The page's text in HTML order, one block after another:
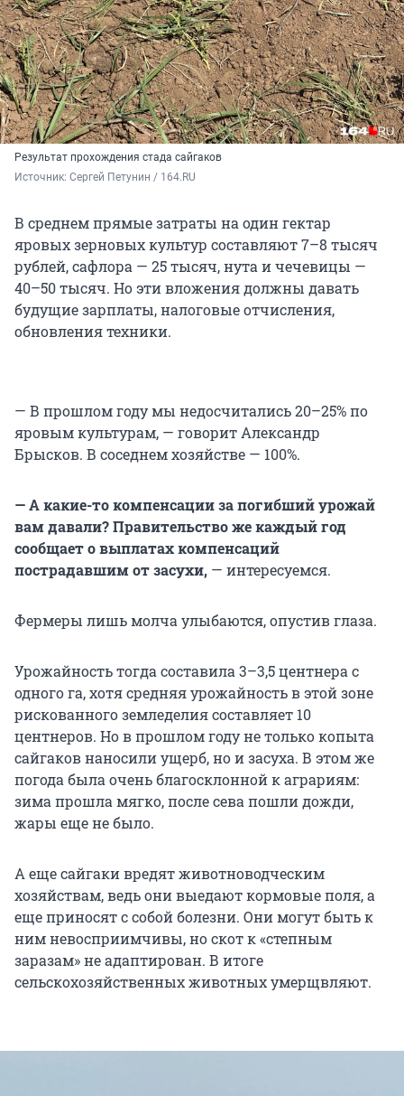
Результат прохождения стада сайгаков
Источник: Сергей Петунин / 164.RU
В среднем прямые затраты на один гектар
яровых зерновых культур составляют 7–8 тысяч
рублей, сафлора — 25 тысяч, нута и чечевицы —
40–50 тысяч. Но эти вложения должны давать
будущие зарплаты, налоговые отчисления,
обновления техники.
— В прошлом году мы недосчитались 20–25% по
яровым культурам, — говорит Александр
Брысков. В соседнем хозяйстве — 100%.
— А какие-то компенсации за погибший урожай
вам давали? Правительство же каждый год
сообщает о выплатах компенсаций
пострадавшим от засухи, — интересуемся.
Фермеры лишь молча улыбаются, опустив глаза.
Урожайность тогда составила 3–3,5 центнера с
одного га, хотя средняя урожайность в этой зоне
рискованного земледелия составляет 10
центнеров. Но в прошлом году не только копыта
сайгаков наносили ущерб, но и засуха. В этом же
погода была очень благосклонной к аграриям:
зима прошла мягко, после сева пошли дожди,
жары еще не было.
А еще сайгаки вредят животноводческим
хозяйствам, ведь они выедают кормовые поля, а
еще приносят с собой болезни. Они могут быть к
ним невосприимчивы, но скот к «степным
заразам» не адаптирован. В итоге
сельскохозяйственных животных умерщвляют.